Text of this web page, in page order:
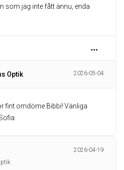
som jag inte fått ännu, enda
Optik 2026-05-04
fint omdöme Bibbi! Vänliga
2026-04-19